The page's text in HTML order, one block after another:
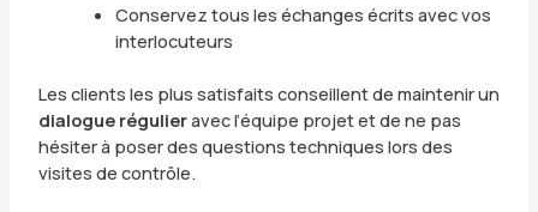
Conservez tous les échanges écrits avec vos
interlocuteurs
Les clients les plus satisfaits conseillent de maintenir un
dialogue régulieravec l’équipe projet et de ne pas
hésiter à poser des questions techniques lors des
visites de contrôle.